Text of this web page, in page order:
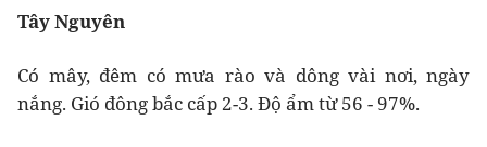
Tây Nguyên
Có mây, đêm có mưa rào và dông vài nơi, ngày
nắng. Gió đông bắc cấp 2-3. Độ ẩm từ 56 - 97%.